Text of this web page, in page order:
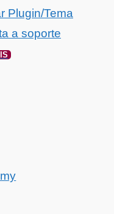
Plugin/Tema
a soporte